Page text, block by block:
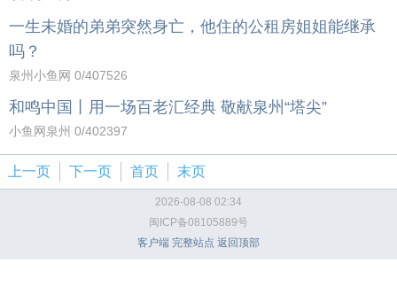
一生未婚的弟弟突然身亡，他住的公租房姐姐能继承
吗？
泉州小鱼网 0/407526
和鸣中国丨用一场百老汇经典 敬献泉州“塔尖”
小鱼网泉州 0/402397
上一页 下一页 首页 末页
2026-08-08 02:34
闽ICP备08105889号
客户端 完整站点 返回顶部